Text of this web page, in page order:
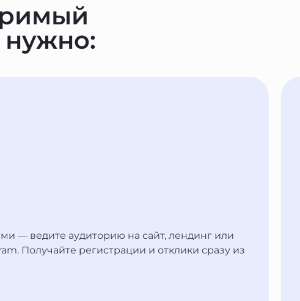
нужно:
— ведите аудиторию на сайт, лендинг или
Получайте регистрации и отклики сразу из